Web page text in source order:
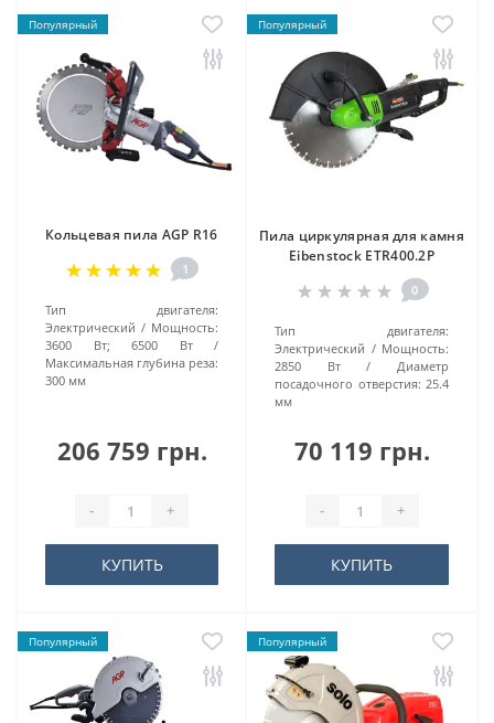
Популярный
Кольцевая пила AGP R16
1
Тип двигателя:
Электрический
Мощность:
3600 Вт; 6500 Вт
Максимальная глубина реза:
300 мм
206 759 грн.
- +
КУПИТЬ
Популярный
Пила циркулярная для камня
Eibenstock ETR400.2P
0
Тип двигателя:
Электрический
Мощность:
2850 Вт
Диаметр
посадочного отверстия: 25.4
мм
70 119 грн.
- +
КУПИТЬ
Популярный Популярный